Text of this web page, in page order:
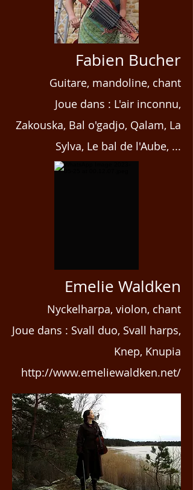
Fabien Bucher
Guitare, mandoline, chant
Joue dans : L'air inconnu,
Zakouska, Bal o'gadjo, Qalam, La
Sylva, Le bal de l'Aube, ...
Emelie Waldken
Nyckelharpa, violon, chant
Joue dans : Svall duo, Svall harps,
Knep, Knupia
http://www.emeliewaldken.net/